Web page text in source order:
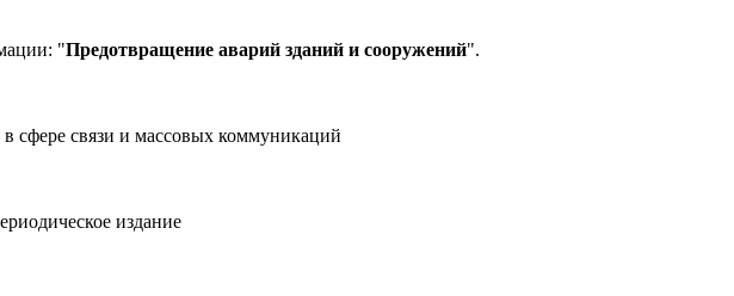
"Предотвращение аварий зданий и сооружений".
сфере связи и массовых коммуникаций
издание